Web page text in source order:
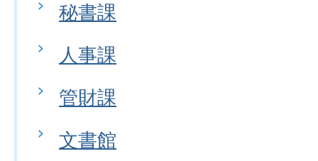
秘書課
人事課
管財課
文書館